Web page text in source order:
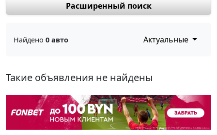
Расширенный поиск
Найдено 0 авто Актуальные
Такие объявления не найдены